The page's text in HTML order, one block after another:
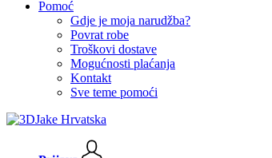
Pomoć
Gdje je moja narudžba?
Povrat robe
Troškovi dostave
Mogućnosti plaćanja
Kontakt
Sve teme pomoći